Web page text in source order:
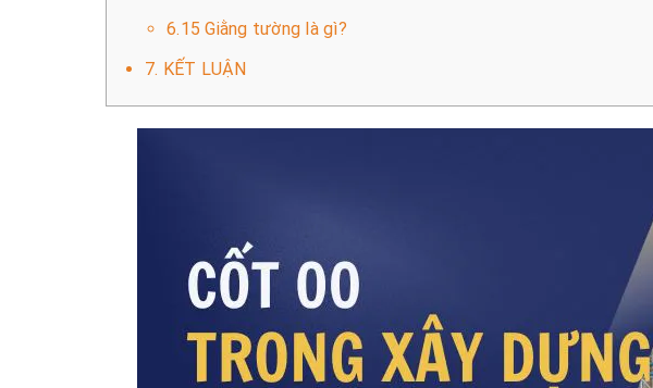
6.15 Giằng tường là gì?
7. KẾT LUẬN